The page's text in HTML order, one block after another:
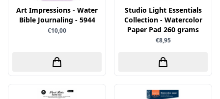
Joy & Noor
Juffrouw Muis
Lapland knipvel
Lawn Fawn
Lisa Horton - Crafts
Washi - tape
Art Impressions - Water
Bible Journaling - 5944
€10,00
Studio Light Essentials
Collection - Watercolor
Paper Pad 260 grams
€8,95